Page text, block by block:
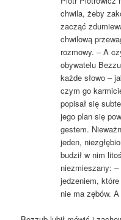
chwila, żeby
zacząć
chwilową
rozmowy. – A
obywatelu
każde słowo –
czym go
popisał się
jego plan się
gestem.
jeden,
budził w nim
niezmieszany:
jedzeniem,
nie ma zębów.